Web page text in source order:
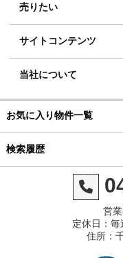
売りたい
サイトコンテンツ
当社について
お気に入り物件一覧
検索履歴
営
定休日：
住所：